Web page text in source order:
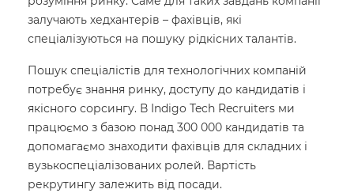
залучають хедхантерів – фахівців, які
спеціалізуються на пошуку рідкісних талантів.
Пошук спеціалістів для технологічних компаній
потребує знання ринку, доступу до кандидатів і
якісного сорсингу. В Indigo Tech Recruiters ми
працюємо з базою понад 300 000 кандидатів та
допомагаємо знаходити фахівців для складних і
вузькоспеціалізованих ролей. Вартість
рекрутингу залежить від посади.